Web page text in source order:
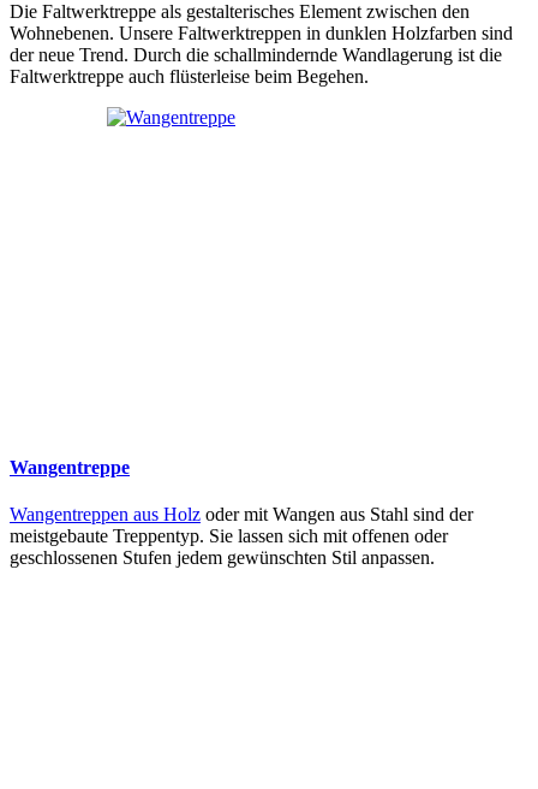
Die Faltwerktreppe als gestalterisches Element zwischen den
Wohnebenen. Unsere Faltwerktreppen in dunklen Holzfarben sind
der neue Trend. Durch die schallmindernde Wandlagerung ist die
Faltwerktreppe auch flüsterleise beim Begehen.
Wangentreppe
Wangentreppen aus Holz oder mit Wangen aus Stahl sind der
meistgebaute Treppentyp. Sie lassen sich mit offenen oder
geschlossenen Stufen jedem gewünschten Stil anpassen.